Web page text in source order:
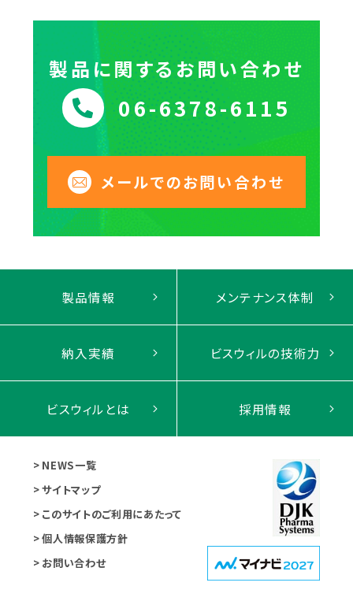
製品に関するお問い合わせ
06-6378-6115
メールでのお問い合わせ
製品情報 メンテナンス体制
納入実績 ビスウィルの技術力
ビスウィルとは 採用情報
NEWS一覧
サイトマップ
このサイトのご利用にあたって
個人情報保護方針
お問い合わせ